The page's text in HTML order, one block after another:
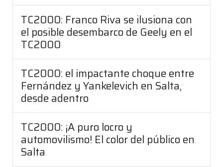
TC2000: Franco Riva se ilusiona con
el posible desembarco de Geely en el
TC2000
TC2000: el impactante choque entre
Fernández y Yankelevich en Salta,
desde adentro
TC2000: ¡A puro locro y
automovilismo! El color del público en
Salta